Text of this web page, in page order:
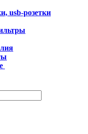
usb-розетки